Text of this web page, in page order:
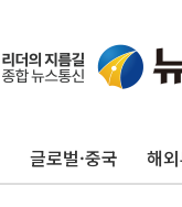
글로벌·중국 해
뉴욕증시,
이란, 오